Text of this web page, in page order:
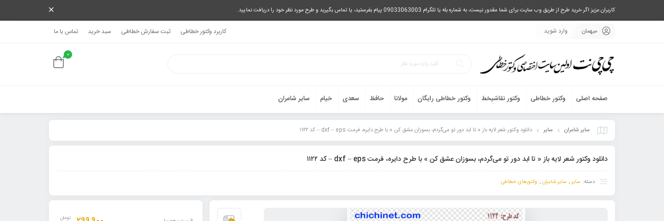
کاربران عزیز اگر خرید طرح از طریق وب سایت برای شما مقدور نیست، به شماره بله یا تلگرام 09033063003 پیام بفرستید، یا تماس بگیرید و طرح مورد نظر خود را دریافت نمایید.
میهمان وارد شوید کاربرد وکتور خطاطی ثبت سفارش خطاطی سبد خرید تماس با ما
0
صفحه اصلی وکتور خطاطی وکتور نقاشیخط وکتور خطاطی رایگان مولانا حافظ سعدی خیام سایر شاعران
سایر شاعران سایر دانلود وکتور شعر لایه باز « تا ابد دور تو می‌گردم‌، بسوزان عشق کن » با طرح دایره، فرمت dxf – eps – کد ۱۱۲۲
دانلود وکتور شعر لایه باز « تا ابد دور تو می‌گردم‌، بسوزان عشق کن » با طرح دایره، فرمت dxf – eps – کد ۱۱۲۲
دسته: سایر, سایر شاعران, وکتورهای خطاطی
تومان